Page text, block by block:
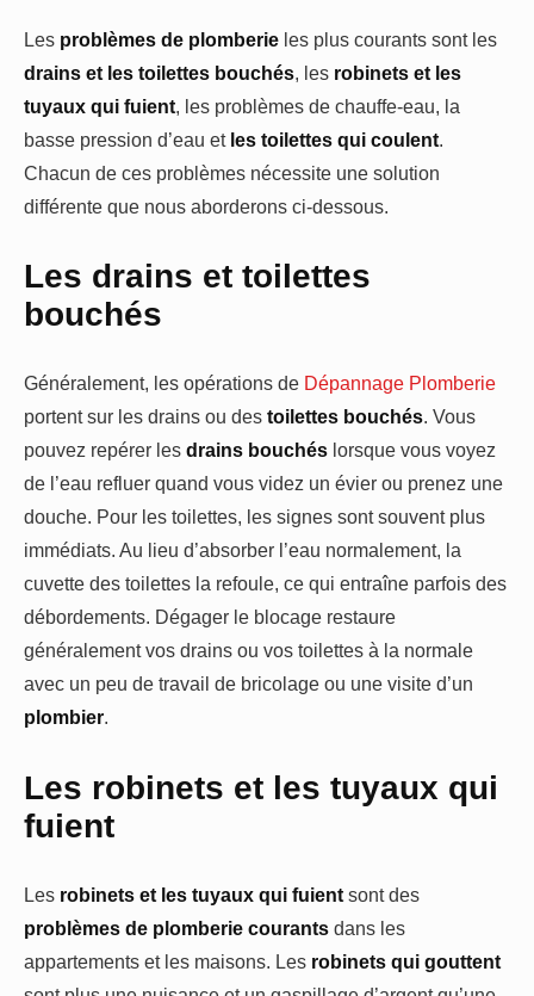
Les problèmes de plomberie les plus courants sont les
drains et les toilettes bouchés, les robinets et les
tuyaux qui fuient, les problèmes de chauffe-eau, la
basse pression d’eau et les toilettes qui coulent.
Chacun de ces problèmes nécessite une solution
différente que nous aborderons ci-dessous.
Les drains et toilettes
bouchés
Généralement, les opérations de Dépannage Plomberie
portent sur les drains ou des toilettes bouchés. Vous
pouvez repérer les drains bouchés lorsque vous voyez
de l’eau refluer quand vous videz un évier ou prenez une
douche. Pour les toilettes, les signes sont souvent plus
immédiats. Au lieu d’absorber l’eau normalement, la
cuvette des toilettes la refoule, ce qui entraîne parfois des
débordements. Dégager le blocage restaure
généralement vos drains ou vos toilettes à la normale
avec un peu de travail de bricolage ou une visite d’un
plombier.
Les robinets et les tuyaux qui
fuient
Les robinets et les tuyaux qui fuient sont des
problèmes de plomberie courants dans les
appartements et les maisons. Les robinets qui gouttent